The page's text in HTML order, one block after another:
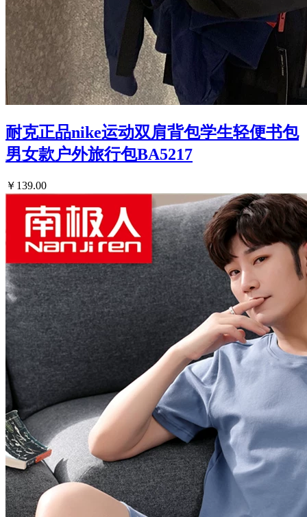
耐克正品nike运动双肩背包学生轻便书包
男女款户外旅行包BA5217
￥139.00